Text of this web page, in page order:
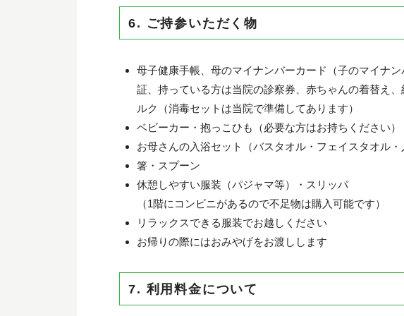
6. ご持参いただく物
母子健康手帳、母のマイナンバーカード（子のマイナ
証、持っている方は当院の診察券、赤ちゃんの着替え
ルク（消毒セットは当院で準備してあります）
ベビーカー・抱っこひも（必要な方はお持ちください）
お母さんの入浴セット（バスタオル・フェイスタオル
箸・スプーン
休憩しやすい服装（パジャマ等）・スリッパ
（1階にコンビニがあるので不足物は購入可能です）
リラックスできる服装でお越しください
お帰りの際にはおみやげをお渡しします
7. 利用料金について